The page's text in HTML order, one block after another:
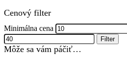
Cenový filter
Minimálna cena
Filter
Môže sa vám páčiť…